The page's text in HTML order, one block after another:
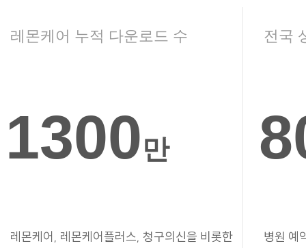
레몬케어 누적 다운로드 수
1300만
레몬케어, 레몬케어플러스, 청구의신을 비롯한
전국
병원 예